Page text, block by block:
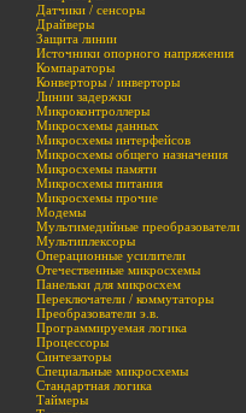
Датчики / сенсоры
Драйверы
Защита линии
Источники опорного напряжения
Компараторы
Конверторы / инверторы
Линии задержки
Микроконтроллеры
Микросхемы данных
Микросхемы интерфейсов
Микросхемы общего назначения
Микросхемы памяти
Микросхемы питания
Микросхемы прочие
Модемы
Мультимедийные преобразователи
Мультиплексоры
Операционные усилители
Отечественные микросхемы
Панельки для микросхем
Переключатели / коммутаторы
Преобразователи э.в.
Программируемая логика
Процессоры
Синтезаторы
Специальные микросхемы
Стандартная логика
Таймеры